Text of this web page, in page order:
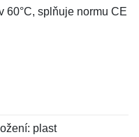
60°C, splňuje normu CE
plast